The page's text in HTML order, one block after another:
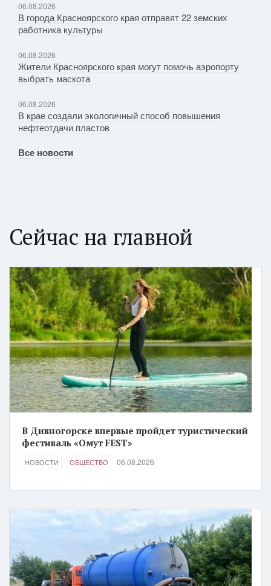
06.08.2026
В города Красноярского края отправят 22 земских
работника культуры
06.08.2026
Жители Красноярского края могут помочь аэропорту
выбрать маскота
06.08.2026
В крае создали экологичный способ повышения
нефтеотдачи пластов
Все новости
Сейчас на главной
В Дивногорске впервые пройдет туристический
фестиваль «Омут FEST»
НОВОСТИ ОБЩЕСТВО 06.08.2026